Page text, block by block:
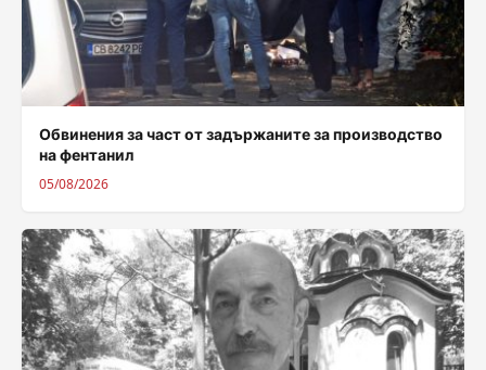
Обвинения за част от задържаните за производство
на фентанил
05/08/2026